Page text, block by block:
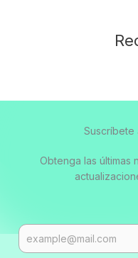
Suscríbete
Obtenga las últimas